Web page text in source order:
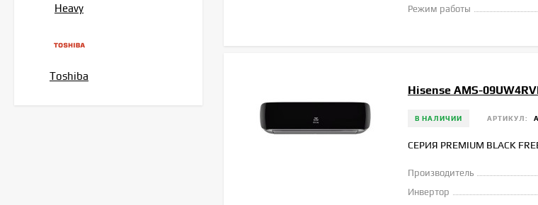
Режим работы
Hisense AMS-
В НАЛИЧИИ АРТИКУЛ:
СЕРИЯ PREMIUM BLACK
Производитель
Инвертор
Heavy
Toshiba